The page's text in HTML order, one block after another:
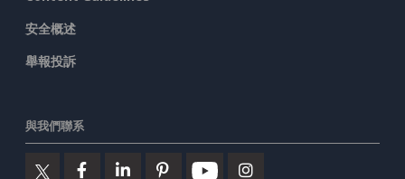
安全概述
舉報投訴
與我們聯系